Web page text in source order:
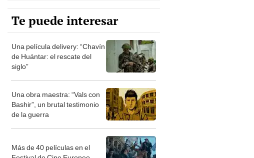
Te puede interesar
Una película delivery: “Chavín
de Huántar: el rescate del
siglo”
Una obra maestra: “Vals con
Bashir”, un brutal testimonio
de la guerra
Más de 40 películas en el